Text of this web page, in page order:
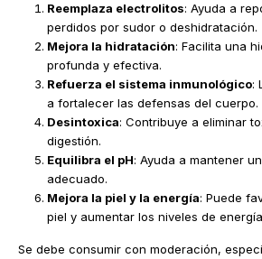
Reemplaza electrolitos: Ayuda a
perdidos por sudor o deshidratación.
Mejora la hidratación: Facilita una
profunda y efectiva.
Refuerza el sistema inmunológico:
a fortalecer las defensas del cuerpo.
Desintoxica: Contribuye a eliminar
digestión.
Equilibra el pH: Ayuda a mantener
adecuado.
Mejora la piel y la energía: Puede
piel y aumentar los niveles de
Se debe consumir con moderación,